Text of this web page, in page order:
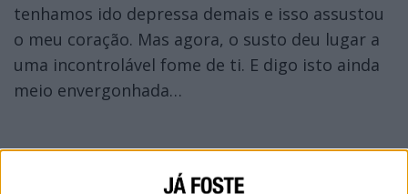
tenhamos ido depressa demais e isso assustou
o meu coração. Mas agora, o susto deu lugar a
uma incontrolável fome de ti. E digo isto ainda
meio envergonhada…